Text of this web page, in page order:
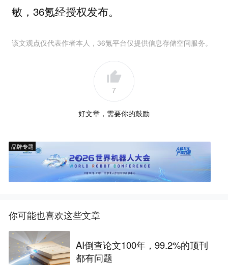
敏，36氪经授权发布。
该文观点仅代表作者本人，36氪平台仅提供信息存储空间服务。
7
好文章，需要你的鼓励
品牌专题
你可能也喜欢这些文章
AI倒查论文100年，99.2%的顶刊
都有问题